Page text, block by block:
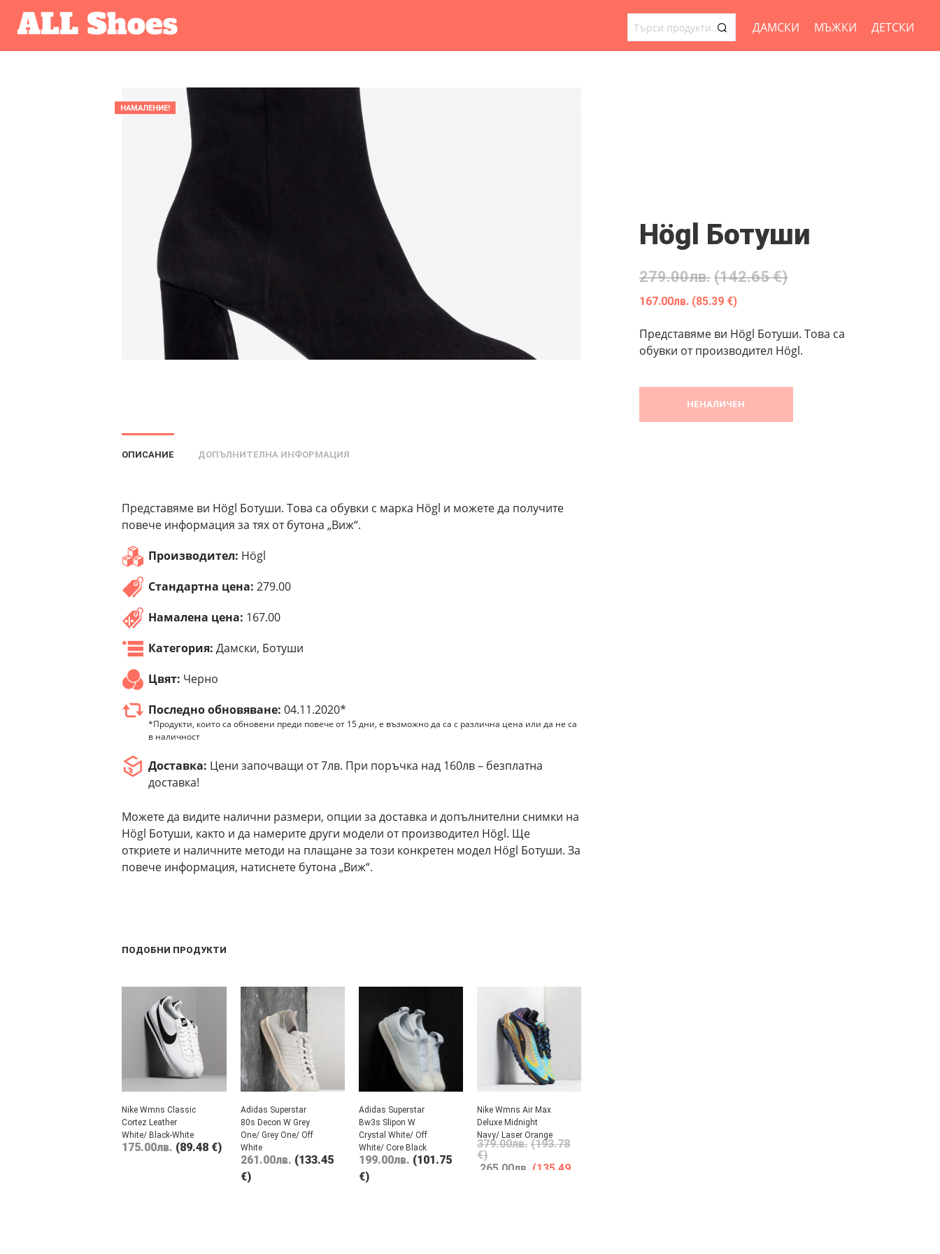
ТЪРСЕНЕ
ДАМСКИ МЪЖКИ ДЕТСКИ
НАМАЛЕНИЕ!
Högl Ботуши
279.00лв. (142.65 €)
167.00лв. (85.39 €)
Представяме ви Högl Ботуши. Това са
обувки от производител Högl.
НЕНАЛИЧЕН
ОПИСАНИЕ ДОПЪЛНИТЕЛНА ИНФОРМАЦИЯ
Представяме ви Högl Ботуши. Това са обувки с марка Högl и можете да получите
повече информация за тях от бутона „Виж“.
Производител: Högl
Стандартна цена: 279.00
Намалена цена: 167.00
Категория: Дамски, Ботуши
Цвят: Черно
Последно обновяване: 04.11.2020*
*Продукти, които са обновени преди повече от 15 дни, е възможно да са с различна цена или да не са
в наличност
Доставка: Цени започващи от 7лв. При поръчка над 160лв – безплатна
доставка!
Можете да видите налични размери, опции за доставка и допълнителни снимки на
Högl Ботуши, както и да намерите други модели от производител Högl. Ще
откриете и наличните методи на плащане за този конкретен модел Högl Ботуши. За
повече информация, натиснете бутона „Виж“.
ПОДОБНИ ПРОДУКТИ
Nike Wmns Classic
Cortez Leather
White/ Black-White
175.00лв. (89.48 €)
Adidas Superstar
80s Decon W Grey
One/ Grey One/ Off
White
261.00лв. (133.45
€)
Adidas Superstar
Bw3s Slipon W
Crystal White/ Off
White/ Core Black
199.00лв. (101.75
€)
Nike Wmns Air Max
Deluxe Midnight
Navy/ Laser Orange
379.00лв. (193.78
€)
265.00лв. (135.49